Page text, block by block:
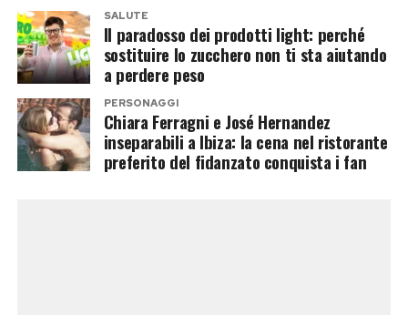
di sì».
Il no di Paolo Sorrentino che non ha
dimenticato
Non sono mancati i momenti difficili. Tra questi,
Pilar Fogliati ricorda un provino sostenuto per
SALUTE
Il paradosso dei prodotti light: perché
sostituire lo zucchero non ti sta aiutando
a perdere peso
PERSONAGGI
Chiara Ferragni e José Hernandez
inseparabili a Ibiza: la cena nel ristorante
preferito del fidanzato conquista i fan